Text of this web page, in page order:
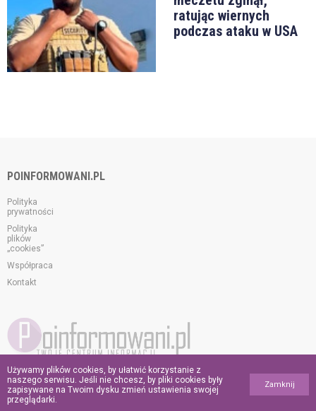
ratując wiernych
podczas ataku w USA
POINFORMOWANI.PL
Polityka
prywatności
Polityka
plików
„cookies”
Współpraca
Kontakt
© 2026 poinformowani.pl.
Wszelkie prawa zastrzeżone.
Używamy plików cookies, by ułatwić korzystanie z
naszego serwisu. Jeśli nie chcesz, by pliki cookies były
zapisywane na Twoim dysku zmień ustawienia swojej
przeglądarki.
Zamknij